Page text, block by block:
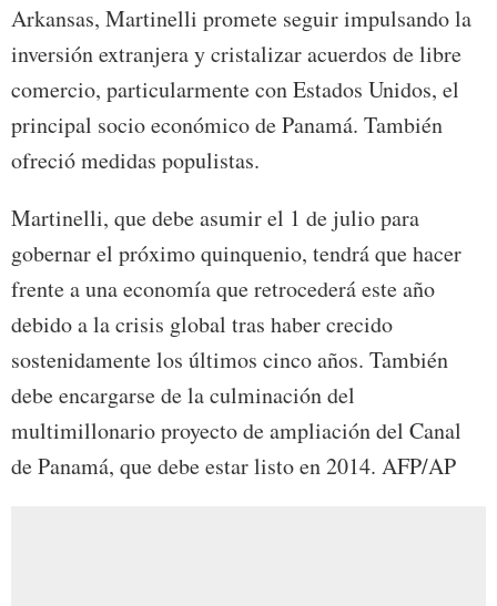
Arkansas, Martinelli promete seguir impulsando la
inversión extranjera y cristalizar acuerdos de libre
comercio, particularmente con Estados Unidos, el
principal socio económico de Panamá. También
ofreció medidas populistas.
Martinelli, que debe asumir el 1 de julio para
gobernar el próximo quinquenio, tendrá que hacer
frente a una economía que retrocederá este año
debido a la crisis global tras haber crecido
sostenidamente los últimos cinco años. También
debe encargarse de la culminación del
multimillonario proyecto de ampliación del Canal
de Panamá, que debe estar listo en 2014. AFP/AP